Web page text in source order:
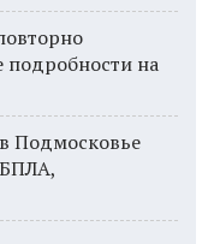
подробности на
Подмосковье